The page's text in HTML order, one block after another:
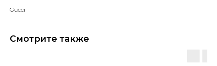
Gucci
Смотрите также